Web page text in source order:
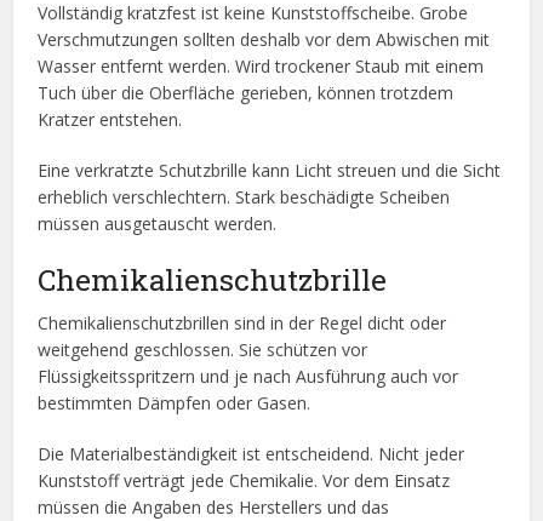
Vollständig kratzfest ist keine Kunststoffscheibe. Grobe
Verschmutzungen sollten deshalb vor dem Abwischen mit
Wasser entfernt werden. Wird trockener Staub mit einem
Tuch über die Oberfläche gerieben, können trotzdem
Kratzer entstehen.
Eine verkratzte Schutzbrille kann Licht streuen und die Sicht
erheblich verschlechtern. Stark beschädigte Scheiben
müssen ausgetauscht werden.
Chemikalienschutzbrille
Chemikalienschutzbrillen sind in der Regel dicht oder
weitgehend geschlossen. Sie schützen vor
Flüssigkeitsspritzern und je nach Ausführung auch vor
bestimmten Dämpfen oder Gasen.
Die Materialbeständigkeit ist entscheidend. Nicht jeder
Kunststoff verträgt jede Chemikalie. Vor dem Einsatz
müssen die Angaben des Herstellers und das